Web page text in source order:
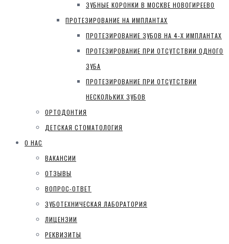
ЗУБНЫЕ КОРОНКИ В МОСКВЕ НОВОГИРЕЕВО
ПРОТЕЗИРОВАНИЕ НА ИМПЛАНТАХ
ПРОТЕЗИРОВАНИЕ ЗУБОВ НА 4-Х ИМПЛАНТАХ
ПРОТЕЗИРОВАНИЕ ПРИ ОТСУТСТВИИ ОДНОГО
ЗУБА
ПРОТЕЗИРОВАНИЕ ПРИ ОТСУТСТВИИ
НЕСКОЛЬКИХ ЗУБОВ
ОРТОДОНТИЯ
ДЕТСКАЯ СТОМАТОЛОГИЯ
О НАС
ВАКАНСИИ
ОТЗЫВЫ
ВОПРОС-ОТВЕТ
ЗУБОТЕХНИЧЕСКАЯ ЛАБОРАТОРИЯ
ЛИЦЕНЗИИ
РЕКВИЗИТЫ